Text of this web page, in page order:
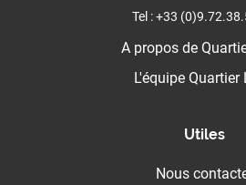
Tel : +33
A propos de
L'équipe Quartier
Utiles
Nous